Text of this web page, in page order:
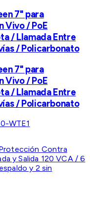
7" para
Vivo / PoE
/ Llamada Entre
/ Policarbonato
7" para
Vivo / PoE
/ Llamada Entre
/ Policarbonato
WTE1